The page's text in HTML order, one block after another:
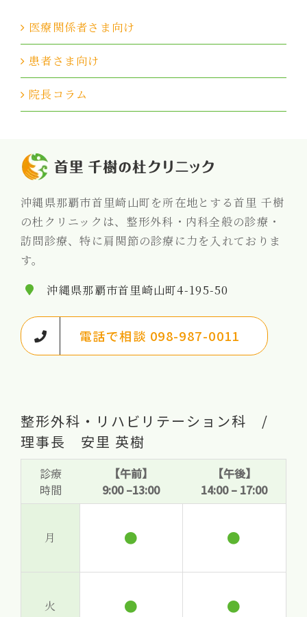
医療関係者さま向け
患者さま向け
院長コラム
沖縄県那覇市首里崎山町を所在地とする首里 千樹
の杜クリニックは、整形外科・内科全般の診療・
訪問診療、特に肩関節の診療に力を入れておりま
す。
沖縄県那覇市首里崎山町4-195-50
電話で相談 098-987-0011
整形外科・リハビリテーション科 /
理事長 安里 英樹
診療
時間
【午前】
9:00 –13:00
【午後】
14:00 – 17:00
月 ● ●
火 ● ●